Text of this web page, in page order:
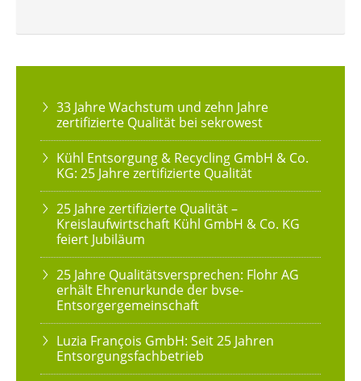
33 Jahre Wachstum und zehn Jahre
zertifizierte Qualität bei sekrowest
Kühl Entsorgung & Recycling GmbH & Co.
KG: 25 Jahre zertifizierte Qualität
25 Jahre zertifizierte Qualität –
Kreislaufwirtschaft Kühl GmbH & Co. KG
feiert Jubiläum
25 Jahre Qualitätsversprechen: Flohr AG
erhält Ehrenurkunde der bvse-
Entsorgergemeinschaft
Luzia François GmbH: Seit 25 Jahren
Entsorgungsfachbetrieb